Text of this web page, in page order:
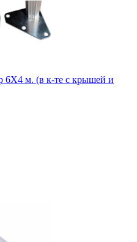
6Х4 м. (в к-те с крышей и